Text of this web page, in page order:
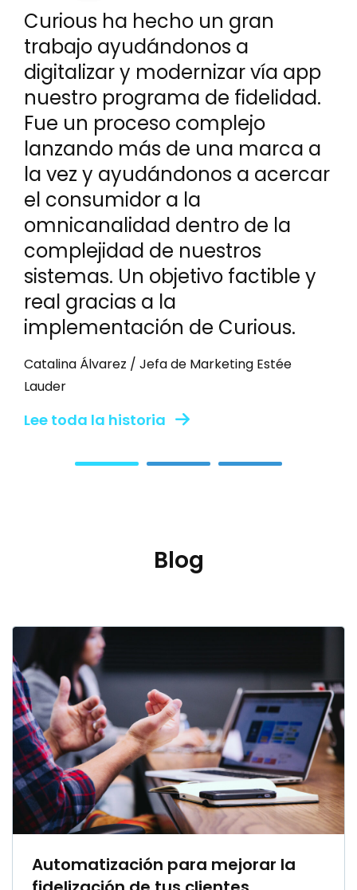
Para generar confianza con
nuestros clientes, necesitamos
conocerlos realmente y los
datos cuentan su historia
verdadera.
Lee toda la historia
Blog
fidelización de tus clientes
Hace unos meses colaboramos en la
celebración de la tercera edición del único
Evento de Marketing Automation en
castellano[…]
FIDELIZACIÓN Y AUTOMATIZACIÓN
23 de febrero 2022